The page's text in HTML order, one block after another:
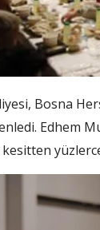
Bosna
Edhem